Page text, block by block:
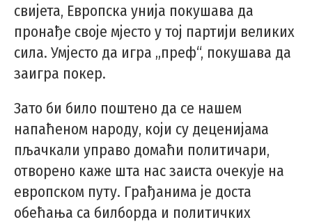
свијета, Европска унија покушава да
пронађе своје мјесто у тој партији великих
сила. Умјесто да игра „преф“, покушава да
заигра покер.
Зато би било поштено да се нашем
напаћеном народу, који су деценијама
пљачкали управо домаћи политичари,
отворено каже шта нас заиста очекује на
европском путу. Грађанима је доста
обећања са билборда и политичких